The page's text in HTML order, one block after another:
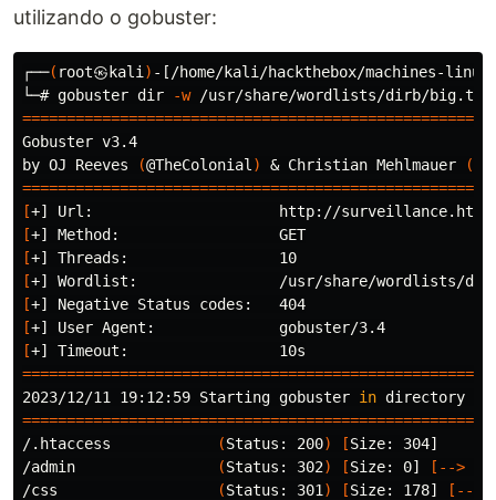
utilizando o gobuster:
┌──( root㉿kali ) -[/home/kali/hackthebox/machines-
└─# gobuster dir -w /usr/share/wordlists/dirb/
Gobuster v3.4
by OJ Reeves
(@TheColonial ) & Christian Mehlmauer (
[
[
[
[
[
[
[
2023/12/11 19:12:59 Starting gobuster in
/.htaccess
(Status: 200) [Size: 304]
/admin
(Status: 302) [Size: 0] [ -->
/css
(Status: 301 ) [Size: 178] [ --